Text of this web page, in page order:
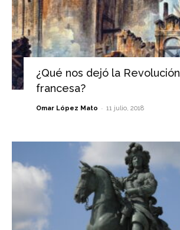
¿Qué nos dejó la Revolución
francesa?
Omar López Mato - 11 julio, 2018